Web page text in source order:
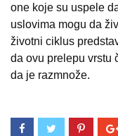
one koje su uspele
uslovima mogu da
životni ciklus
da ovu prelepu vrstu
da je razmnože.